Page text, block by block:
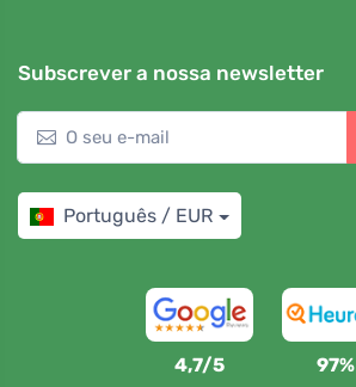
Subscrever a nossa newsletter
Português / EUR
4,7/5 97%